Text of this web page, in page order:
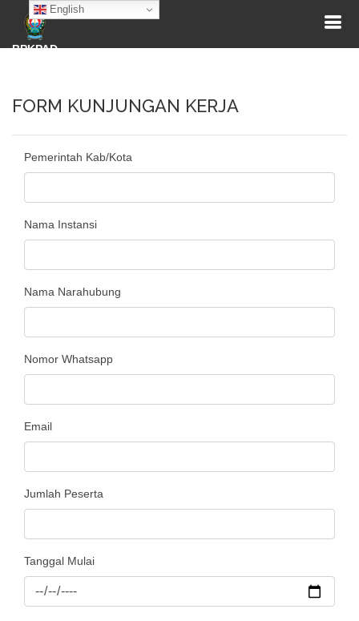
English
BPKPAD
FORM KUNJUNGAN KERJA
Pemerintah Kab/Kota
Nama Instansi
Nama Narahubung
Nomor Whatsapp
Email
Jumlah Peserta
Tanggal Mulai